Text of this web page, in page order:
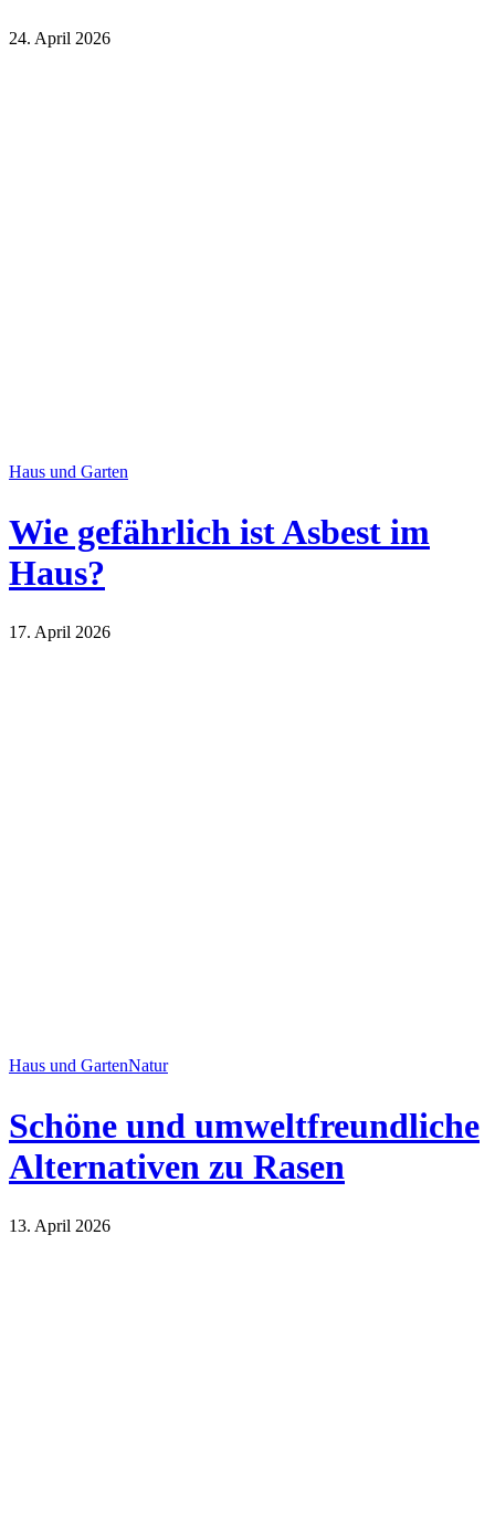
24. April 2026
Haus und Garten
Wie gefährlich ist Asbest im
Haus?
17. April 2026
Haus und GartenNatur
Schöne und umweltfreundliche
Alternativen zu Rasen
13. April 2026